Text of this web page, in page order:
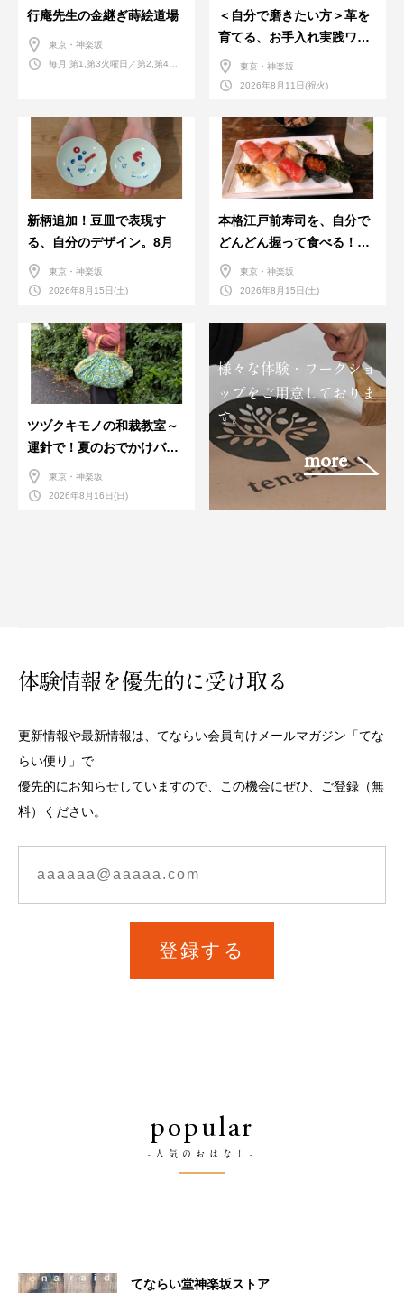
行庵先生の金継ぎ蒔絵道場
東京・神楽坂
毎月 第1,第3火曜日／第2,第4火
＜自分で磨きたい方＞革を
育てる、お手入れ実践ワー
クショップ。基本編！
東京・神楽坂
2026年8月11日(祝火)
新柄追加！豆皿で表現す
る、自分のデザイン。8月
東京・神楽坂
2026年8月15日(土)
本格江戸前寿司を、自分で
どんどん握って食べる！職
人さんに教わる＜握りの練
習会＞８月
東京・神楽坂
2026年8月15日(土)
ツヅクキモノの和裁教室～
運針で！夏のおでかけバン
ダナバッグづくり～
東京・神楽坂
2026年8月16日(日)
様々な体験・ワークショ
ップをご用意しておりま
す。
more
体験情報を優先的に受け取る
更新情報や最新情報は、てならい会員向けメールマガジン「てな
らい便り」で
優先的にお知らせしていますので、この機会にぜひ、ご登録（無
料）ください。
登録する
popular
-人気のおはなし-
てならい堂神楽坂ストア